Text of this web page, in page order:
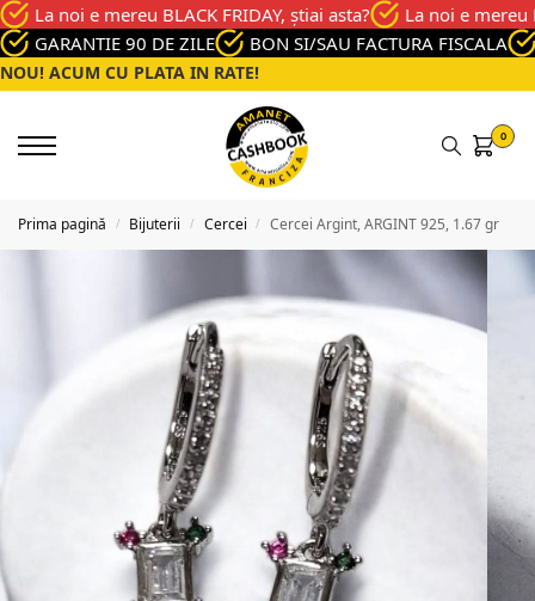
La noi e mereu BLACK FRIDAY, știai asta?
La noi e mereu
GARANTIE 90 DE ZILE
BON SI/SAU FACTURA FISCALA
NOU! ACUM CU PLATA IN RATE!
0
Prima pagină / Bijuterii / Cercei / Cercei Argint, ARGINT 925, 1.67 gr